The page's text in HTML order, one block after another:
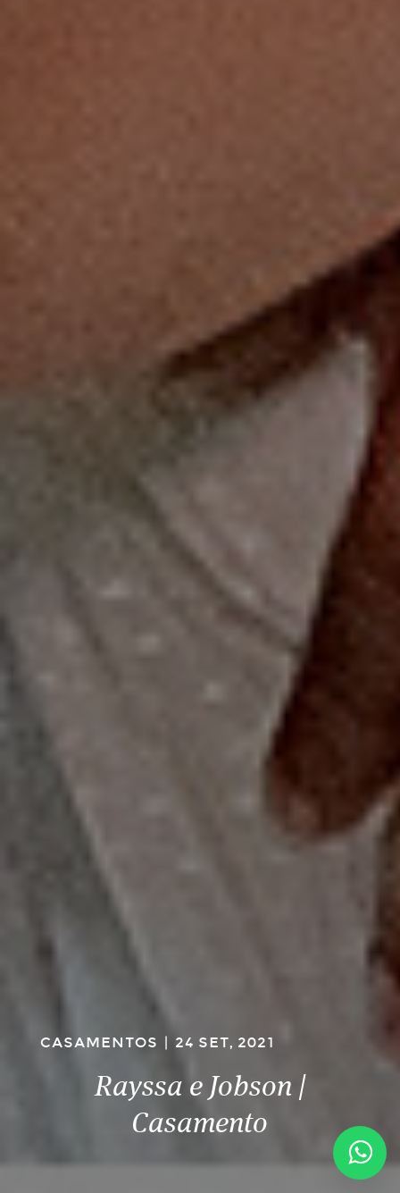
CASAMENTOS | 24 SET, 2021
Rayssa e Jobson |
Casamento